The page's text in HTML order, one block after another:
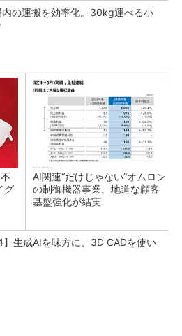
の運搬を効率化。30kg運べる小
グ
AI関連“だけじゃない”オムロン
の制御機器事業、地道な顧客
基盤強化が結実
】生成AIを味方に、3D CADを使い